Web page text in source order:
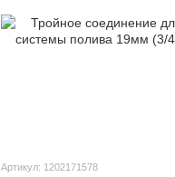
Артикул: 1202171578